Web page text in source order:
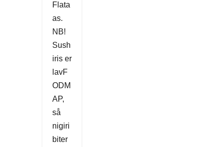
Flata
as.
NB!
Sush
iris er
lavF
ODM
AP,
så
nigiri
biter